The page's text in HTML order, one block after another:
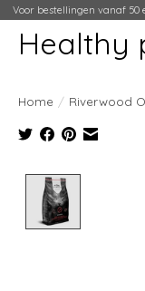
Voor bestellingen vanaf 50
Healthy
Home / Riverwood